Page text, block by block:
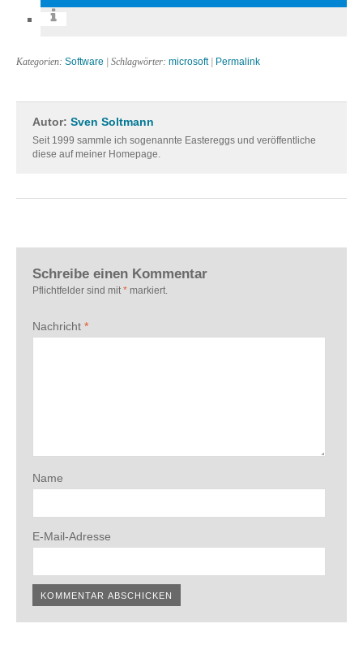
Kategorien: Software | Schlagwörter: microsoft| Permalink
Autor: Sven Soltmann
Seit 1999 sammle ich sogenannte Eastereggs und veröffentliche
diese auf meiner Homepage.
Schreibe einen Kommentar
Pflichtfelder sind mit * markiert.
Nachricht *
Name
E-Mail-Adresse